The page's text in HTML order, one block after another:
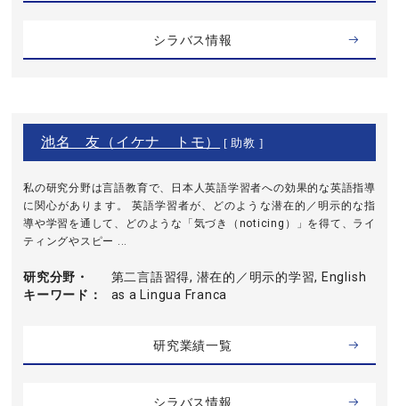
シラバス情報
池名 友（イケナ トモ） [ 助教 ]
私の研究分野は言語教育で、日本人英語学習者への効果的な英語指導
に関心があります。 英語学習者が、どのような潜在的／明示的な指
導や学習を通して、どのような「気づき（noticing）」を得て、ライ
ティングやスピー ...
研究分野・
キーワード
第二言語習得, 潜在的／明示的学習, English
as a Lingua Franca
研究業績一覧
シラバス情報